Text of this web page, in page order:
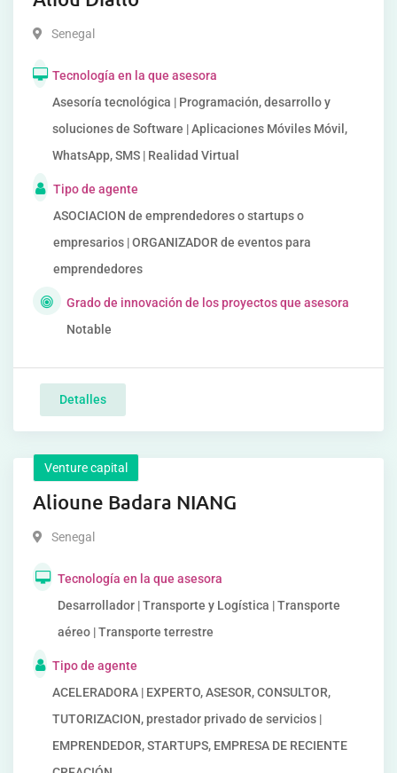
Senegal
Tecnología en la que asesora
Asesoría tecnológica | Programación, desarrollo y
soluciones de Software | Aplicaciones Móviles Móvil,
WhatsApp, SMS | Realidad Virtual
Tipo de agente
ASOCIACION de emprendedores o startups o
empresarios | ORGANIZADOR de eventos para
emprendedores
Grado de innovación de los proyectos que asesora
Notable
Detalles
Venture capital
Alioune Badara NIANG
Senegal
Tecnología en la que asesora
Desarrollador | Transporte y Logística | Transporte
aéreo | Transporte terrestre
Tipo de agente
ACELERADORA | EXPERTO, ASESOR, CONSULTOR,
TUTORIZACION, prestador privado de servicios |
EMPRENDEDOR, STARTUPS, EMPRESA DE RECIENTE